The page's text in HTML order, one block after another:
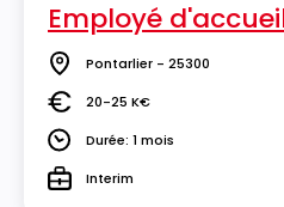
Employé
Lieu Pontarlier - 25300
Salaire20-25 K€
DuréeDurée: 1 mois
TypeInterim